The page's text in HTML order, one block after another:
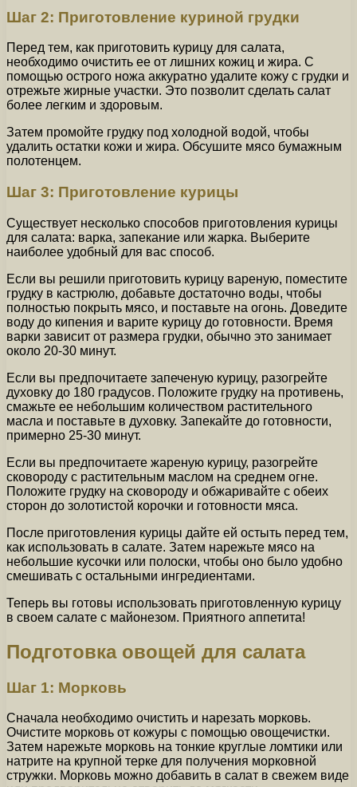
Шаг 2: Приготовление куриной грудки
Перед тем, как приготовить курицу для салата,
необходимо очистить ее от лишних кожиц и жира. С
помощью острого ножа аккуратно удалите кожу с грудки и
отрежьте жирные участки. Это позволит сделать салат
более легким и здоровым.
Затем промойте грудку под холодной водой, чтобы
удалить остатки кожи и жира. Обсушите мясо бумажным
полотенцем.
Шаг 3: Приготовление курицы
Существует несколько способов приготовления курицы
для салата: варка, запекание или жарка. Выберите
наиболее удобный для вас способ.
Если вы решили приготовить курицу вареную, поместите
грудку в кастрюлю, добавьте достаточно воды, чтобы
полностью покрыть мясо, и поставьте на огонь. Доведите
воду до кипения и варите курицу до готовности. Время
варки зависит от размера грудки, обычно это занимает
около 20-30 минут.
Если вы предпочитаете запеченую курицу, разогрейте
духовку до 180 градусов. Положите грудку на противень,
смажьте ее небольшим количеством растительного
масла и поставьте в духовку. Запекайте до готовности,
примерно 25-30 минут.
Если вы предпочитаете жареную курицу, разогрейте
сковороду с растительным маслом на среднем огне.
Положите грудку на сковороду и обжаривайте с обеих
сторон до золотистой корочки и готовности мяса.
После приготовления курицы дайте ей остыть перед тем,
как использовать в салате. Затем нарежьте мясо на
небольшие кусочки или полоски, чтобы оно было удобно
смешивать с остальными ингредиентами.
Теперь вы готовы использовать приготовленную курицу
в своем салате с майонезом. Приятного аппетита!
Подготовка овощей для салата
Шаг 1: Морковь
Сначала необходимо очистить и нарезать морковь.
Очистите морковь от кожуры с помощью овощечистки.
Затем нарежьте морковь на тонкие круглые ломтики или
натрите на крупной терке для получения морковной
стружки. Морковь можно добавить в салат в свежем виде